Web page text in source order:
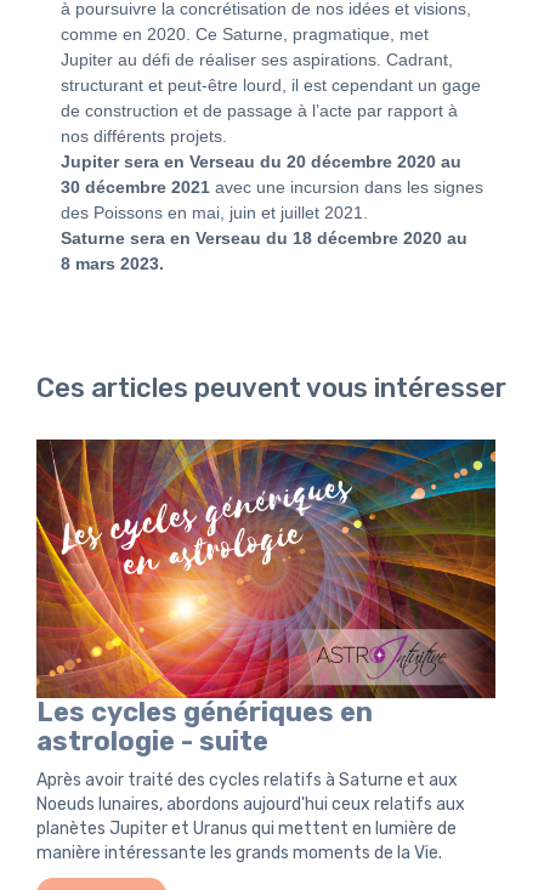
à poursuivre la concrétisation de nos idées et visions,
comme en 2020. Ce Saturne, pragmatique, met
Jupiter au défi de réaliser ses aspirations. Cadrant,
structurant et peut-être lourd, il est cependant un gage
de construction et de passage à l’acte par rapport à
nos différents projets.
Jupiter sera en Verseau du 20 décembre 2020 au
30 décembre 2021 avec une incursion dans les signes
des Poissons en mai, juin et juillet 2021.
Saturne sera en Verseau du 18 décembre 2020 au
8 mars 2023.
Ces articles peuvent vous intéresser
Les cycles génériques en
astrologie - suite
Après avoir traité des cycles relatifs à Saturne et aux
Noeuds lunaires, abordons aujourd'hui ceux relatifs aux
planètes Jupiter et Uranus qui mettent en lumière de
manière intéressante les grands moments de la Vie.